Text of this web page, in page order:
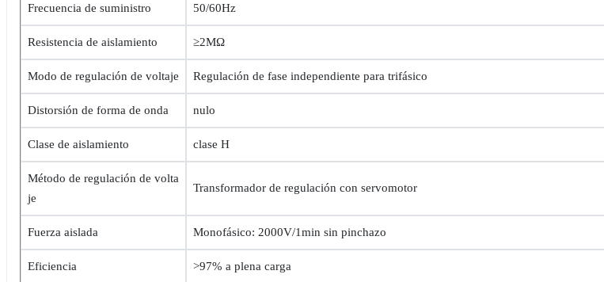
Frecuencia de suministro 50/60Hz
Resistencia de aislamiento ≥2MΩ
Modo de regulación de voltaje Regulación de fase independiente para trifásico
Distorsión de forma de onda nulo
Clase de aislamiento clase H
Método de regulación de volta
je
Transformador de regulación con servomotor
Fuerza aislada Monofásico: 2000V/1min sin pinchazo
Eficiencia >97% a plena carga